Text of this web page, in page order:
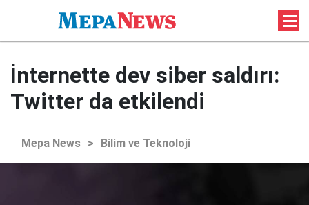
İnternette dev siber saldırı:
Twitter da etkilendi
Mepa News > Bilim ve Teknoloji